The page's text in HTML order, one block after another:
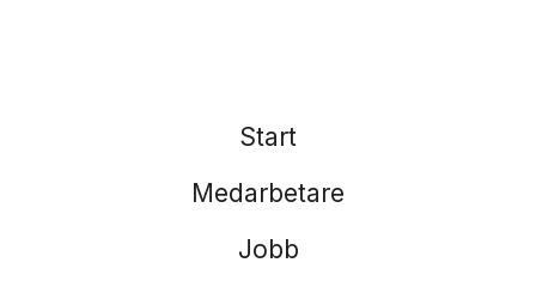
Start
Medarbetare
Jobb